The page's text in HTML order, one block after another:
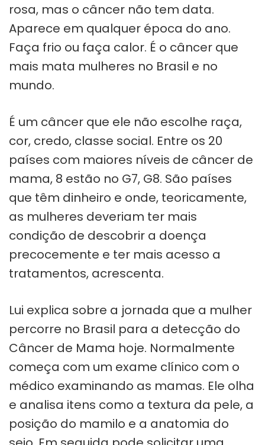
rosa, mas o câncer não tem data.
Aparece em qualquer época do ano.
Faça frio ou faça calor. É o câncer que
mais mata mulheres no Brasil e no
mundo.
É um câncer que ele não escolhe raça,
cor, credo, classe social. Entre os 20
países com maiores níveis de câncer de
mama, 8 estão no G7, G8. São países
que têm dinheiro e onde, teoricamente,
as mulheres deveriam ter mais
condição de descobrir a doença
precocemente e ter mais acesso a
tratamentos, acrescenta.
Lui explica sobre a jornada que a mulher
percorre no Brasil para a detecção do
Câncer de Mama hoje. Normalmente
começa com um exame clínico com o
médico examinando as mamas. Ele olha
e analisa itens como a textura da pele, a
posição do mamilo e a anatomia do